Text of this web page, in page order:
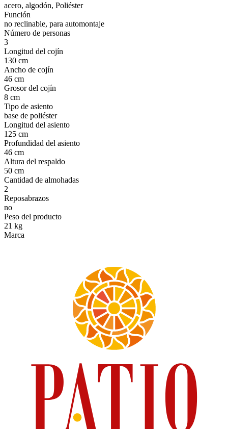
acero, algodón, Poliéster
Función
no reclinable, para automontaje
Número de personas
3
Longitud del cojín
130 cm
Ancho de cojín
46 cm
Grosor del cojín
8 cm
Tipo de asiento
base de poliéster
Longitud del asiento
125 cm
Profundidad del asiento
46 cm
Altura del respaldo
50 cm
Cantidad de almohadas
2
Reposabrazos
no
Peso del producto
21 kg
Marca